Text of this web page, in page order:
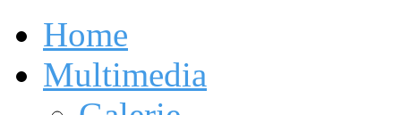
Home
Multimedia